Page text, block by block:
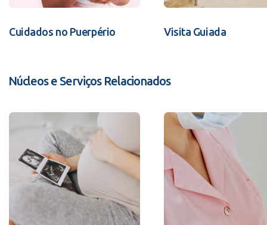
Cuidados no Puerpério Visita Guiada
Núcleos e Serviços Relacionados